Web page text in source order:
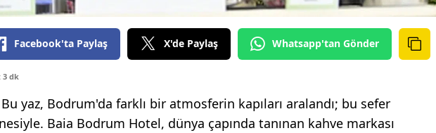
Facebook'ta Paylaş X'de Paylaş Whatsapp'tan Gönder
3 dk
yaz, Bodrum'da farklı bir atmosferin kapıları aralandı; bu sefer
Baia Bodrum Hotel, dünya çapında tanınan kahve markası